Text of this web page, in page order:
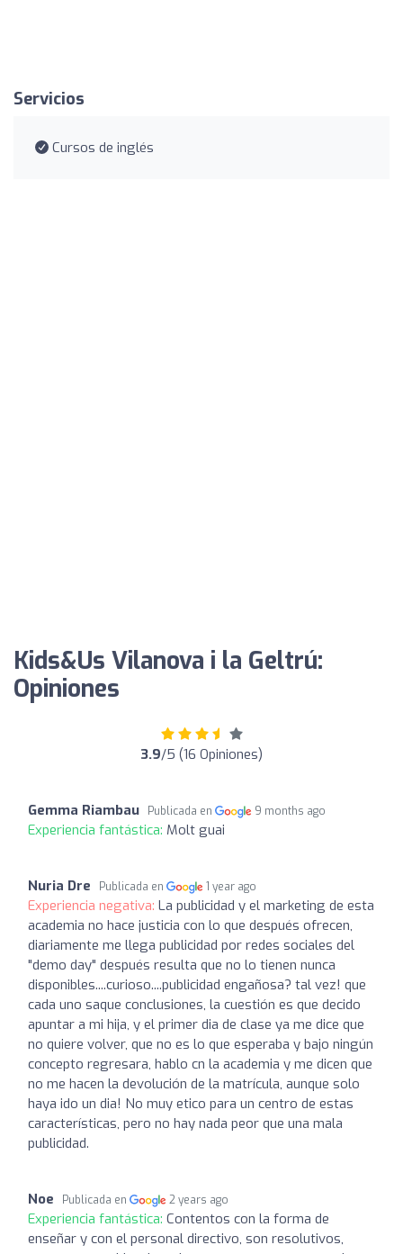
Servicios
Cursos de inglés
Kids&Us Vilanova i la Geltrú:
Opiniones
3.9/5 (16 Opiniones)
Gemma Riambau Publicada en 9 months ago
Experiencia fantástica: Molt guai
Nuria Dre Publicada en 1 year ago
Experiencia negativa: La publicidad y el marketing de esta
academia no hace justicia con lo que después ofrecen,
diariamente me llega publicidad por redes sociales del
"demo day" después resulta que no lo tienen nunca
disponibles....curioso....publicidad engañosa? tal vez! que
cada uno saque conclusiones, la cuestión es que decido
apuntar a mi hija, y el primer dia de clase ya me dice que
no quiere volver, que no es lo que esperaba y bajo ningún
concepto regresara, hablo cn la academia y me dicen que
no me hacen la devolución de la matrícula, aunque solo
haya ido un dia! No muy etico para un centro de estas
características, pero no hay nada peor que una mala
publicidad.
Noe Publicada en 2 years ago
Experiencia fantástica: Contentos con la forma de
enseñar y con el personal directivo, son resolutivos,